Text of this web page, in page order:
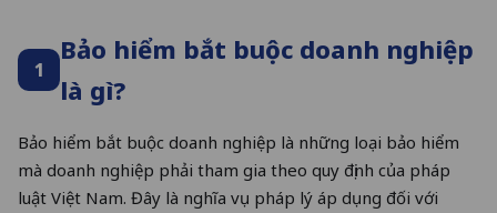
1
Bảo hiểm bắt buộc doanh nghiệp
là gì?
Bảo hiểm bắt buộc doanh nghiệp là những loại bảo hiểm
mà doanh nghiệp phải tham gia theo quy định của pháp
luật Việt Nam. Đây là nghĩa vụ pháp lý áp dụng đối với